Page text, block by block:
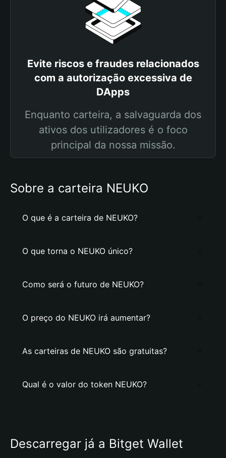
Evite riscos e fraudes relacionados
com a autorização excessiva de
DApps
Enquanto carteira, a salvaguarda dos
ativos dos utilizadores é o foco
principal da nossa missão.
Sobre a carteira NEUKO
O que é a carteira de NEUKO?
O que torna o NEUKO único?
Como será o futuro de NEUKO?
O preço do NEUKO irá aumentar?
As carteiras de NEUKO são gratuitas?
Qual é o valor do token NEUKO?
Descarregar já a Bitget Wallet